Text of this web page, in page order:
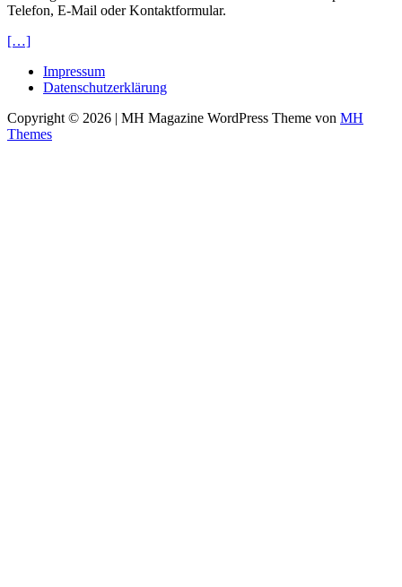
Telefon, E-Mail oder Kontaktformular.
[…]
Impressum
Datenschutzerklärung
Copyright © 2026 | MH Magazine WordPress Theme von MH
Themes